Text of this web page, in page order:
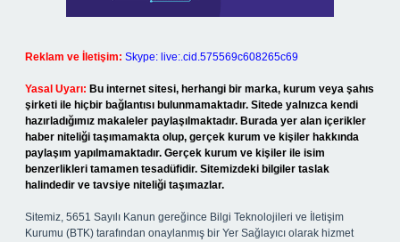
Reklam ve İletişim: Skype: live:.cid.575569c608265c69
Yasal Uyarı: Bu internet sitesi, herhangi bir marka, kurum veya şahıs
şirketi ile hiçbir bağlantısı bulunmamaktadır. Sitede yalnızca kendi
hazırladığımız makaleler paylaşılmaktadır. Burada yer alan içerikler
haber niteliği taşımamakta olup, gerçek kurum ve kişiler hakkında
paylaşım yapılmamaktadır. Gerçek kurum ve kişiler ile isim
benzerlikleri tamamen tesadüfidir. Sitemizdeki bilgiler taslak
halindedir ve tavsiye niteliği taşımazlar.
Sitemiz, 5651 Sayılı Kanun gereğince Bilgi Teknolojileri ve İletişim
Kurumu (BTK) tarafından onaylanmış bir Yer Sağlayıcı olarak hizmet